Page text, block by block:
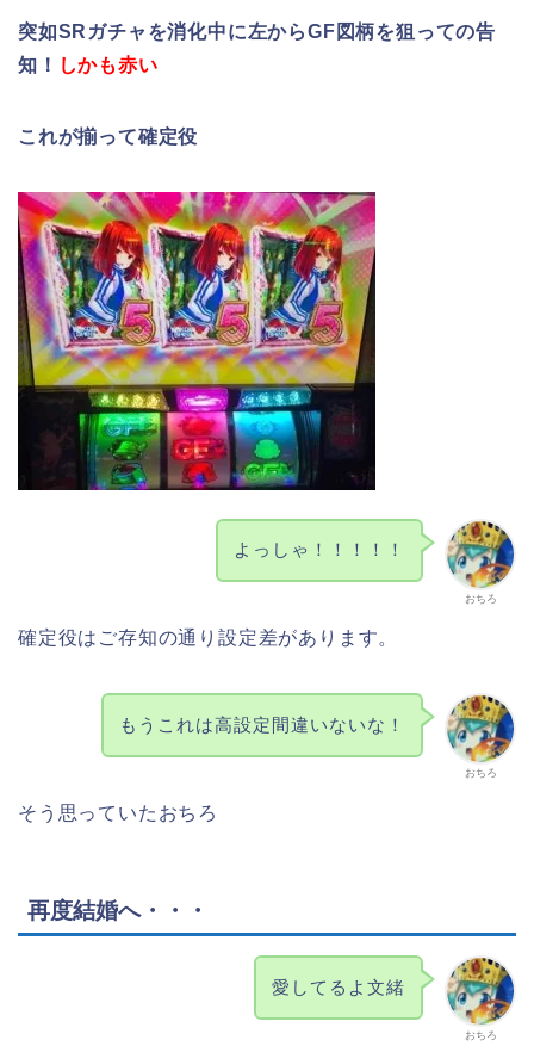
突如SRガチャを消化中に左からGF図柄を狙っての告
知！ しかも赤い
これが揃って確定役
おちろ
よっしゃ！！！！！
確定役はご存知の通り設定差があります。
おちろ
もうこれは高設定間違いないな！
そう思っていたおちろ
再度結婚へ・・・
おちろ
愛してるよ文緒